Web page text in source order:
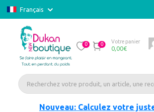
Français
0 0 Votre panier
0,00€
Nouveau: Calculez votre